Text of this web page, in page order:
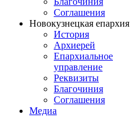
Соглашения
Новокузнецкая епархия
История
Архиерей
Епархиальное
управление
Реквизиты
Благочиния
Соглашения
Медиа